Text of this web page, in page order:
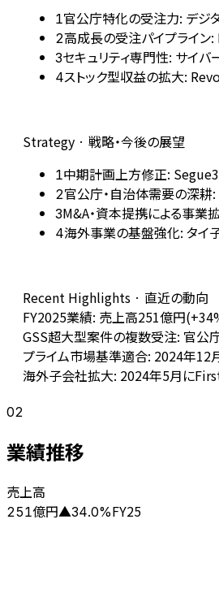
1官公庁特化の受注力: デジ
2高成長の受注パイプライン
3セキュリティ専門性: サイ
4ストック型収益の拡大:
Strategy · 戦略・今後の展望
1中期計画上方修正:
2官公庁・自治体需要の深耕
3M&A・資本提携による事業
4海外事業の基盤強化: タイ
Recent Highlights · 直近の動向
FY2025業績: 売上高251億円
GSS超大型案件の複数受注: 官公
プライム市場基準適合: 2024年12
海外子会社拡大: 2024年5月に
02
業績推移
売上高
251億円▲34.0%FY25